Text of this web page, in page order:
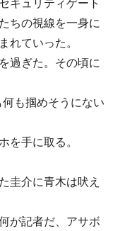
キュリティゲート
ちの視線を一身に
れていった。
過ぎた。その頃に
も掴めそうにない
を手に取る。
圭介に青木は吠え
が記者だ、アサボ